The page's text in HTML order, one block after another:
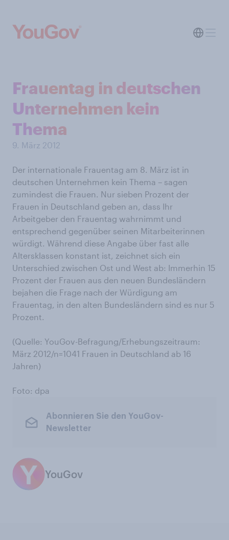
Frauentag in deutschen
Unternehmen kein
Thema
9. März 2012
Der internationale Frauentag am 8. März ist in
deutschen Unternehmen kein Thema – sagen
zumindest die Frauen. Nur sieben Prozent der
Frauen in Deutschland geben an, dass Ihr
Arbeitgeber den Frauentag wahrnimmt und
entsprechend gegenüber seinen Mitarbeiterinnen
würdigt. Während diese Angabe über fast alle
Altersklassen konstant ist, zeichnet sich ein
Unterschied zwischen Ost und West ab: Immerhin 15
Prozent der Frauen aus den neuen Bundesländern
bejahen die Frage nach der Würdigung am
Frauentag, in den alten Bundesländern sind es nur 5
Prozent.
(Quelle: YouGov-Befragung/Erhebungszeitraum:
März 2012/n=1041 Frauen in Deutschland ab 16
Jahren)
Foto: dpa
Abonnieren Sie den YouGov-
Newsletter
YouGov